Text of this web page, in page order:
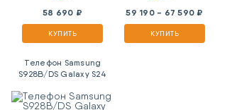
58 690 ₽
КУПИТЬ
59 190 - 67 590 ₽
КУПИТЬ
Телефон Samsung
S928B/DS Galaxy S24
5G Titanium Gray